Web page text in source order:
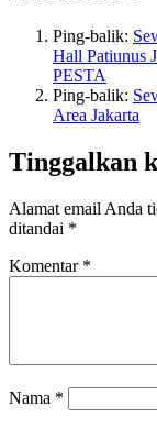
Ping-balik:
Hall Patiunus
PESTA
Ping-balik:
Area Jakarta
Tinggalkan
Alamat email Anda
ditandai *
Komentar *
Nama *